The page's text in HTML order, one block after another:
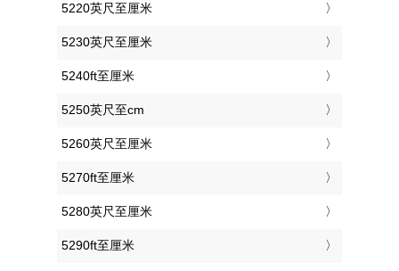
5220英尺至厘米
5230英尺至厘米
5240ft至厘米
5250英尺至cm
5260英尺至厘米
5270ft至厘米
5280英尺至厘米
5290ft至厘米